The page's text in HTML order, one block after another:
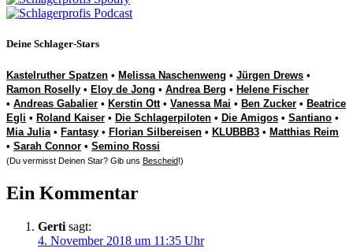
Deine Schlager-Stars
Kastelruther Spatzen • Melissa Naschenweng • Jürgen Drews •
Ramon Roselly • Eloy de Jong • Andrea Berg • Helene Fischer
• Andreas Gabalier • Kerstin Ott• Vanessa Mai • Ben Zucker • Beatrice
Egli • Roland Kaiser • Die Schlagerpiloten • Die Amigos • Santiano •
Mia Julia• Fantasy • Florian Silbereisen • KLUBBB3 • Matthias Reim
• Sarah Connor • Semino Rossi
(Du vermisst Deinen Star? Gib uns Bescheid!)
Ein Kommentar
Gerti sagt:
4. November 2018 um 11:35 Uhr